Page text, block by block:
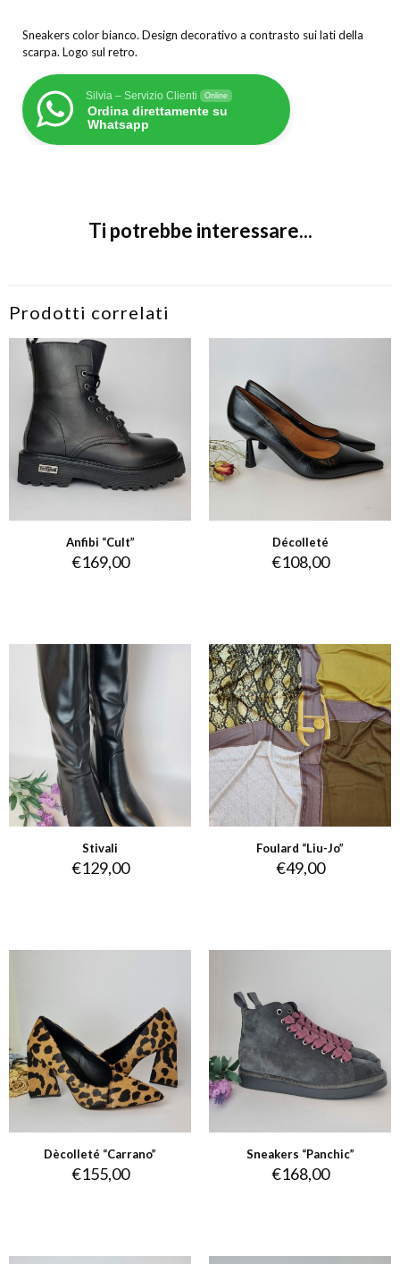
Sneakers color bianco. Design decorativo a contrasto sui lati della
scarpa. Logo sul retro.
Silvia – Servizio Clienti Online
Ordina direttamente su
Whatsapp
Ti potrebbe interessare...
Prodotti correlati
Anfibi “Cult”
€169,00
Décolleté
€108,00
Stivali
€129,00
Foulard “Liu-Jo”
€49,00
Dècolleté “Carrano”
€155,00
Sneakers “Panchic”
€168,00